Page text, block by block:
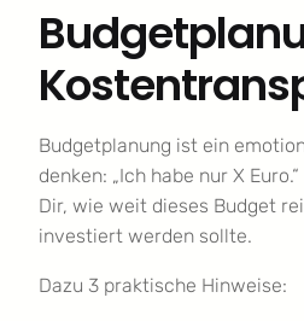
Budgetplanung ist ein
denken: „Ich habe nur X
Dir, wie weit dieses Budget
investiert werden sollte.
Dazu 3 praktische Hinweise: